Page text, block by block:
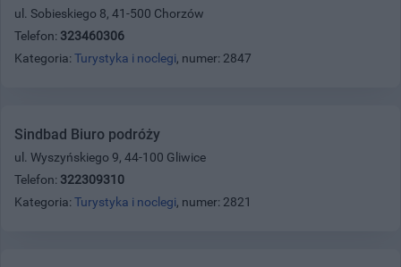
ul. Sobieskiego 8, 41-500 Chorzów
Telefon: 323460306
Kategoria: Turystyka i noclegi, numer: 2847
Sindbad Biuro podróży
ul. Wyszyńskiego 9, 44-100 Gliwice
Telefon: 322309310
Kategoria: Turystyka i noclegi, numer: 2821